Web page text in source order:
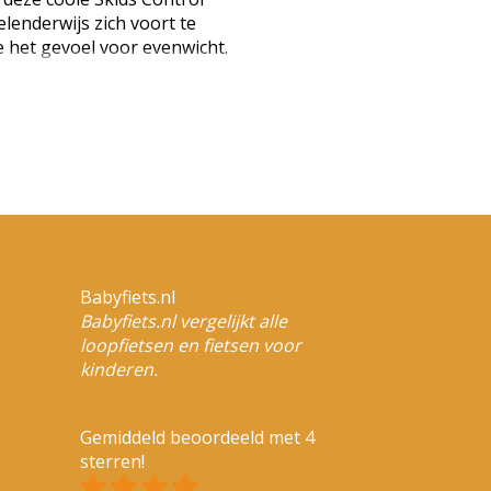
zich voort te
gevoel voor evenwicht.
anatomisch gevormd
voor een comfortabele rit.
10 inch Zadelhoogte:
2 - 4 jaar (EAN:
Babyfiets.nl
Babyfiets.nl vergelijkt alle
loopfietsen en fietsen voor
kinderen.
Gemiddeld beoordeeld met 4
sterren!